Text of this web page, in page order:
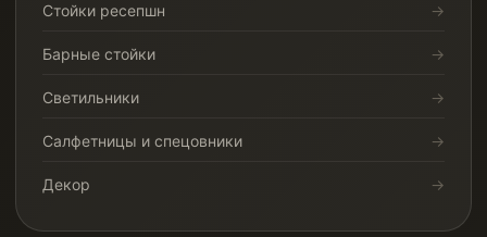
Стойки ресепшн
Барные стойки
Светильники
Салфетницы и спецовники
Декор